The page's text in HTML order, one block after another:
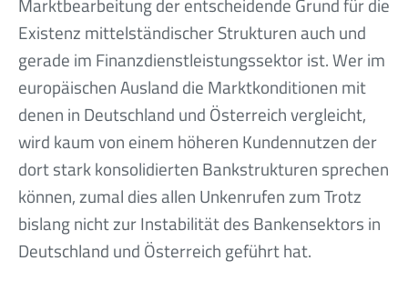
Existenz mittelständischer Strukturen auch und
gerade im Finanzdienstleistungssektor ist. Wer im
europäischen Ausland die Marktkonditionen mit
denen in Deutschland und Österreich vergleicht,
wird kaum von einem höheren Kundennutzen der
dort stark konsolidierten Bankstrukturen sprechen
können, zumal dies allen Unkenrufen zum Trotz
bislang nicht zur Instabilität des Bankensektors in
Deutschland und Österreich geführt hat.